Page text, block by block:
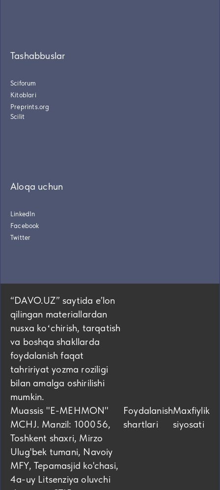
Tashabbuslar
Sciforum
Kitoblari
Preprints.org
Scilit
Aloqa uchun
LinkedIn
Facebook
Twitter
“DAVO.UZ” saytida eʼlon
qilingan materiallardan
nusxa koʻchirish, tarqatish
va boshqa shakllarda
foydalanish faqat
tahririyat yozma roziligi
bilan amalga oshirilishi
mumkin.
Muassis "E-MEHMON"
MCHJ. Manzil: 100056,
Toshkent shaxri, Mirzo
Ulug'bek tumani, Navoiy
MFY, Tepamasjid ko'chasi,
4а-uy Litsenziya oluvchi
Foydalanish
shartlari
Maxfiylik
siyosati